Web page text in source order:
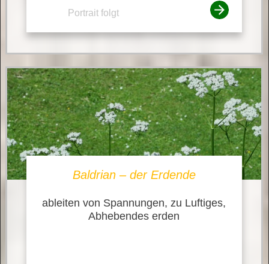
Portrait folgt
Baldrian – der Erdende
ableiten von Spannungen, zu Luftiges,
Abhebendes erden